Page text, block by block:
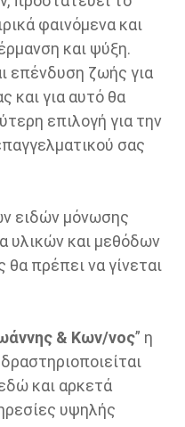
φαινόμενα και
και ψύξη.
επένδυση ζωής για
και για αυτό θα
επιλογή για την
σας
ειδών μόνωσης
υλικών και μεθόδων
θα πρέπει να γίνεται
& Κων/νος” η
και αρκετά
υψηλής